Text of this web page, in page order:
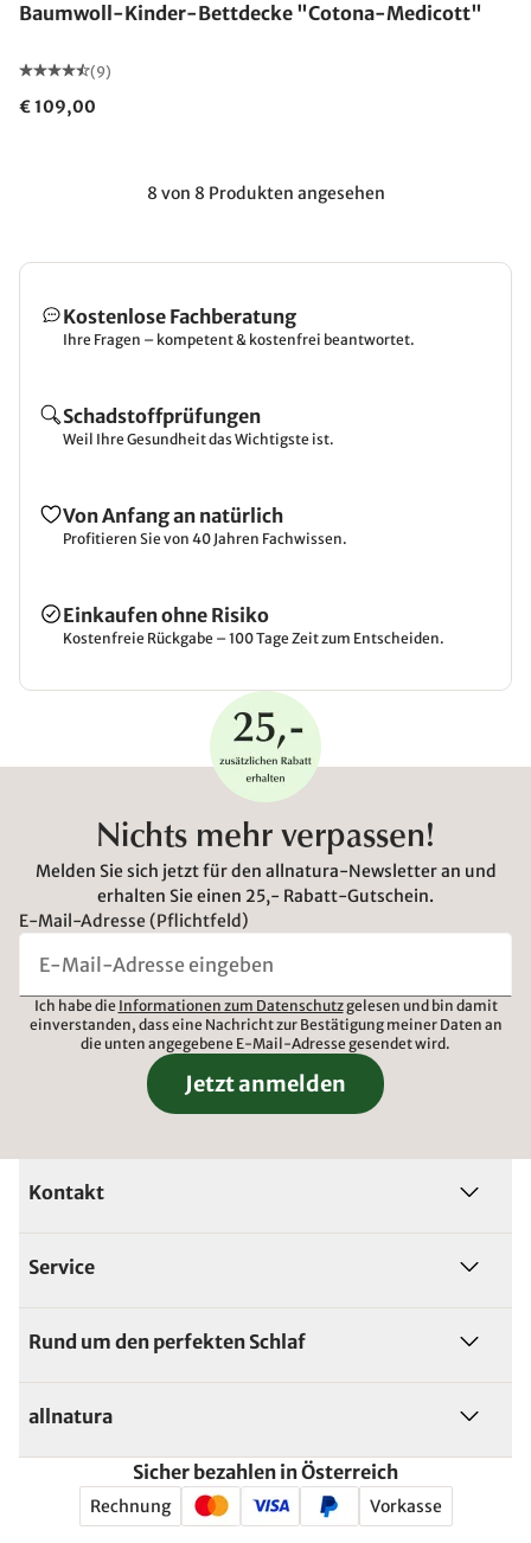
Baumwoll-Kinder-Bettdecke "Cotona-Medicott"
(9)
€ 109,00
8 von 8 Produkten angesehen
Kostenlose Fachberatung
Ihre Fragen – kompetent & kostenfrei beantwortet.
Schadstoffprüfungen
Weil Ihre Gesundheit das Wichtigste ist.
Von Anfang an natürlich
Profitieren Sie von 40 Jahren Fachwissen.
Einkaufen ohne Risiko
Kostenfreie Rückgabe – 100 Tage Zeit zum Entscheiden.
Nichts mehr verpassen!
Melden Sie sich jetzt für den allnatura-Newsletter an und
erhalten Sie einen 25,- Rabatt-Gutschein.
E-Mail-Adresse (Pflichtfeld)
Ich habe die Informationen zum Datenschutzgelesen und bin damit
einverstanden, dass eine Nachricht zur Bestätigung meiner Daten an
die unten angegebene E-Mail-Adresse gesendet wird.
Jetzt anmelden
Kontakt
Service
Rund um den perfekten Schlaf
allnatura
Sicher bezahlen in Österreich
Rechnung Vorkasse